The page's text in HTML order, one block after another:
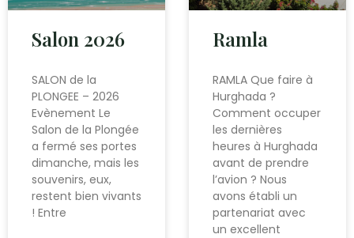
Salon 2026
SALON de la
PLONGEE – 2026
Evènement Le
Salon de la Plongée
a fermé ses portes
dimanche, mais les
souvenirs, eux,
restent bien vivants
! Entre
Ramla
RAMLA Que faire à
Hurghada ?
Comment occuper
les dernières
heures à Hurghada
avant de prendre
l’avion ? Nous
avons établi un
partenariat avec
un excellent